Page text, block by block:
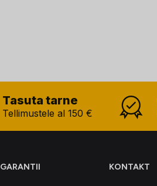
Tasuta tarne
Tellimustele al 150 €
GARANTII KONTAKT